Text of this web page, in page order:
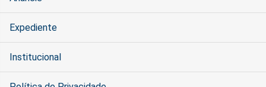
Expediente
Institucional